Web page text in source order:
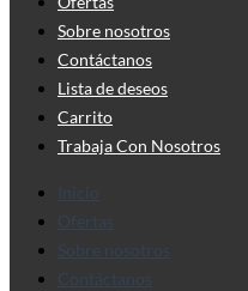
Sobre nosotros
Contáctanos
Lista de deseos
Carrito
Trabaja Con Nosotros
Inicio
Ofertas
Sobre nosotros
Contáctanos